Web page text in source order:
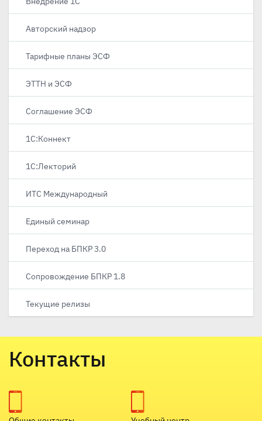
Авторский надзор
Тарифные планы ЭСФ
ЭТТН и ЭСФ
Соглашение ЭСФ
1С:Коннект
1С:Лекторий
ИТС Международный
Единый семинар
Переход на БПКР 3.0
Сопровождение БПКР 1.8
Текущие релизы
Контакты